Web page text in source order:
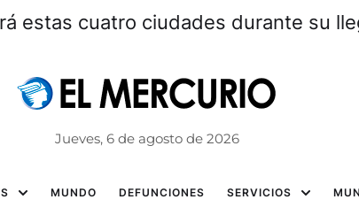
estas cuatro ciudades durante su
Jueves, 6 de agosto de 2026
MUNDO DEFUNCIONES SERVICIOS